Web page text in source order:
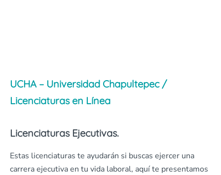
UCHA – Universidad Chapultepec /
Licenciaturas en Línea
Licenciaturas Ejecutivas.
Estas licenciaturas te ayudarán si buscas ejercer una
carrera ejecutiva en tu vida laboral, aquí te presentamos